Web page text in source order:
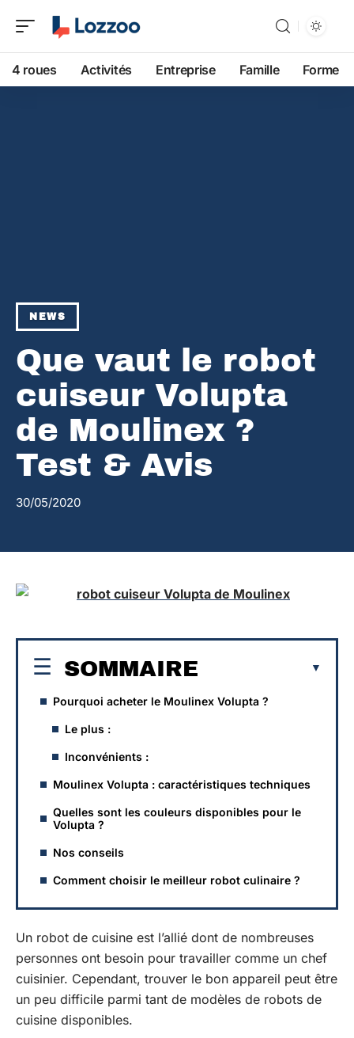
4 roues Activités Entreprise Famille Forme
NEWS
Que vaut le robot
cuiseur Volupta
de Moulinex ?
Test & Avis
30/05/2020
SOMMAIRE
Pourquoi acheter le Moulinex Volupta ?
Le plus :
Inconvénients :
Moulinex Volupta : caractéristiques techniques
Quelles sont les couleurs disponibles pour le
Volupta ?
Nos conseils
Comment choisir le meilleur robot culinaire ?
Un robot de cuisine est l’allié dont de nombreuses
personnes ont besoin pour travailler comme un chef
cuisinier. Cependant, trouver le bon appareil peut être
un peu difficile parmi tant de modèles de robots de
cuisine disponibles.